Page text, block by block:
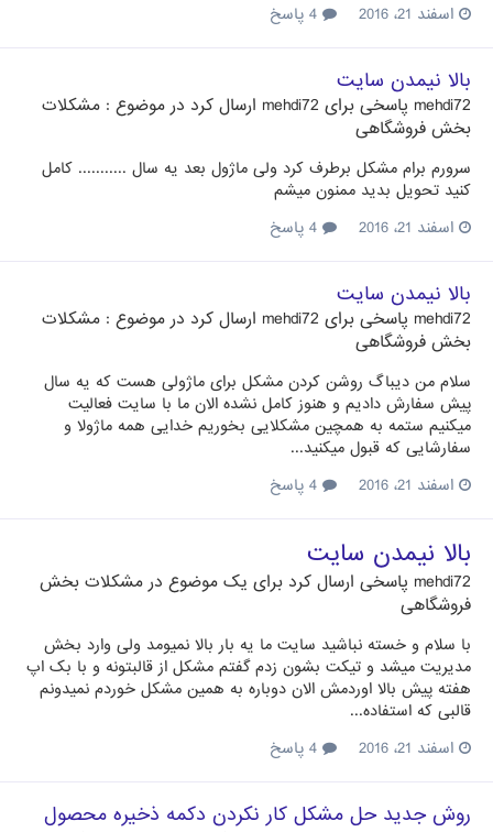
اسفند 21، 2016
بالا نیمدن سایت
mehdi72 پاسخی برای mehdi72 ارسال کرد در موضوع : مشکلات
بخش فروشگاهی
سرورم برام مشکل برطرف کرد ولی ماژول بعد یه سال ........... کامل
کنید تحویل بدید ممنون میشم
اسفند 21، 2016
بالا نیمدن سایت
mehdi72 پاسخی برای mehdi72 ارسال کرد در موضوع : مشکلات
بخش فروشگاهی
سلام من دیباگ روشن کردن مشکل برای ماژولی هست که یه سال
پیش سفارش دادیم و هنوز کامل نشده الان ما با سایت فعالیت
میکنیم ستمه به همچین مشکلایی بخوریم خدایی همه ماژولا و
سفارشایی که قبول میکنید...
اسفند 21، 2016
بالا نیمدن سایت
mehdi72 پاسخی ارسال کرد برای یک موضوع در مشکلات بخش
فروشگاهی
با سلام و خسته نباشید سایت ما یه بار بالا نمیومد ولی وارد بخش
مدیریت میشد و تیکت بشون زدم گفتم مشکل از قالبتونه و با بک اپ
هفته پیش بالا اوردمش الان دوباره به همین مشکل خوردم نمیدونم
قالبی که استفاده...
اسفند 21، 2016
روش جدید حل مشکل کار نکردن دکمه ذخیره محصول